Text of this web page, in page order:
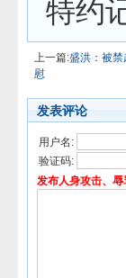
特约
上一篇:盛洪：被
慰
发表评论
用户名:
验证码:
发布人身攻击、辱